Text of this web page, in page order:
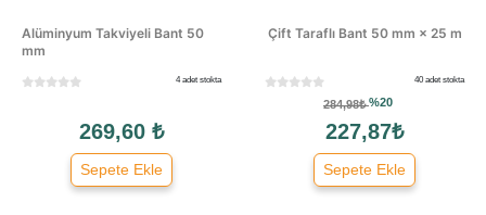
Alüminyum Takviyeli Bant 50
mm
4 adet stokta
269,60 ₺
Sepete Ekle
Çift Taraflı Bant 50 mm × 25 m
40 adet stokta
284,98₺%20
227,87₺
Sepete Ekle